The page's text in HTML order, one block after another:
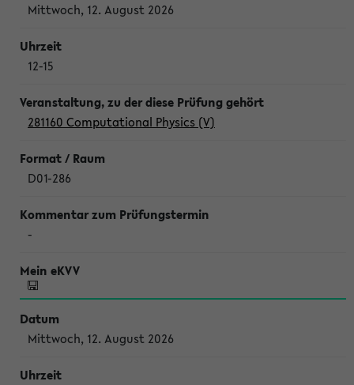
Mittwoch, 12. August 2026
12-15
281160 Computational Physics (V)
D01-286
-
Mittwoch, 12. August 2026